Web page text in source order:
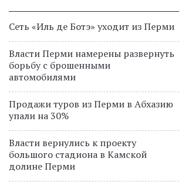
Сеть «Иль де Ботэ» уходит из Перми
Власти Перми намерены развернуть
борьбу с брошенными
автомобилями
Продажи туров из Перми в Абхазию
упали на 30%
Власти вернулись к проекту
большого стадиона в Камской
долине Перми